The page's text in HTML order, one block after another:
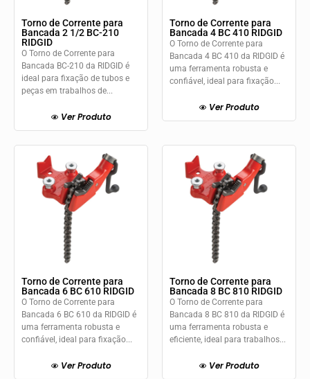
Torno de Corrente para
Bancada 2 1/2 BC-210
RIDGID
O Torno de Corrente para
Bancada BC-210 da RIDGID é
ideal para fixação de tubos e
peças em trabalhos de...
Ver Produto
Torno de Corrente para
Bancada 4 BC 410 RIDGID
O Torno de Corrente para
Bancada 4 BC 410 da RIDGID é
uma ferramenta robusta e
confiável, ideal para fixação...
Ver Produto
Torno de Corrente para
Bancada 6 BC 610 RIDGID
O Torno de Corrente para
Bancada 6 BC 610 da RIDGID é
uma ferramenta robusta e
confiável, ideal para fixação...
Ver Produto
Torno de Corrente para
Bancada 8 BC 810 RIDGID
O Torno de Corrente para
Bancada 8 BC 810 da RIDGID é
uma ferramenta robusta e
eficiente, ideal para trabalhos...
Ver Produto